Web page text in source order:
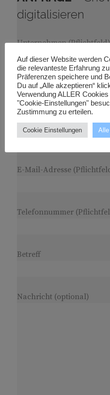
digitalisieren
Unternehmen (Pflichtfeld)
Vorname (Pflichtfeld)
Name (Pflichtfeld)
E-Mail-Adresse
Telefonnummer
Betreff
Nachricht (optional)
Auf dieser Website werden
die relevanteste Erfahrung
Präferenzen speichere und
Du auf „Alle akzeptieren“
Verwendung ALLER
"Cookie-Einstellungen"
Zustimmung zu erteilen.
Cookie Einstellungen